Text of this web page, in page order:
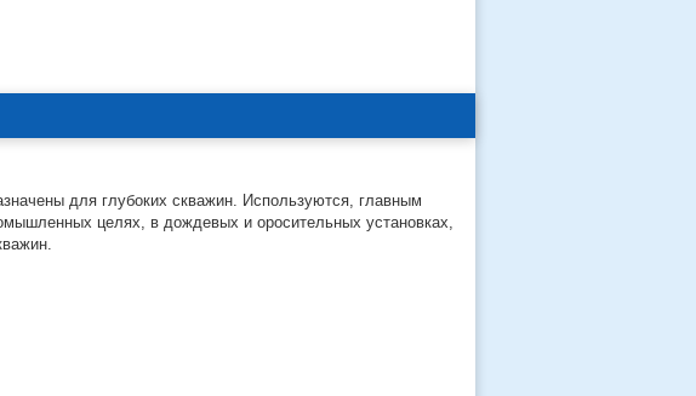
для глубоких скважин. Используются, главным
целях, в дождевых и оросительных установках,